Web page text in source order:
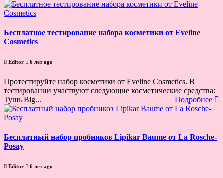
Бесплатное тестирование набора косметики от Eveline
Cosmetics
Editor 6 лет ago
Протестируйте набор косметики от Eveline Cosmetics. В
тестировании участвуют следующие косметические средства:
Тушь Big...
Подробнее
Бесплатный набор пробников Lipikar Baume от La Rosche-
Posay
Editor 6 лет ago